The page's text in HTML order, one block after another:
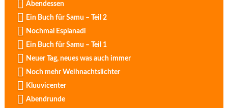
Abendessen
Ein Buch für Samu – Teil 2
Nochmal Esplanadi
Ein Buch für Samu – Teil 1
Neuer Tag, neues was auch immer
Noch mehr Weihnachtslichter
Kluuvicenter
Abendrunde